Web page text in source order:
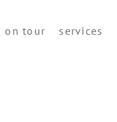
on tour services